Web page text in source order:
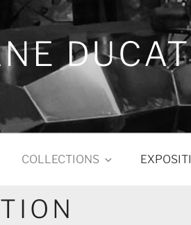
COLLECTIONS